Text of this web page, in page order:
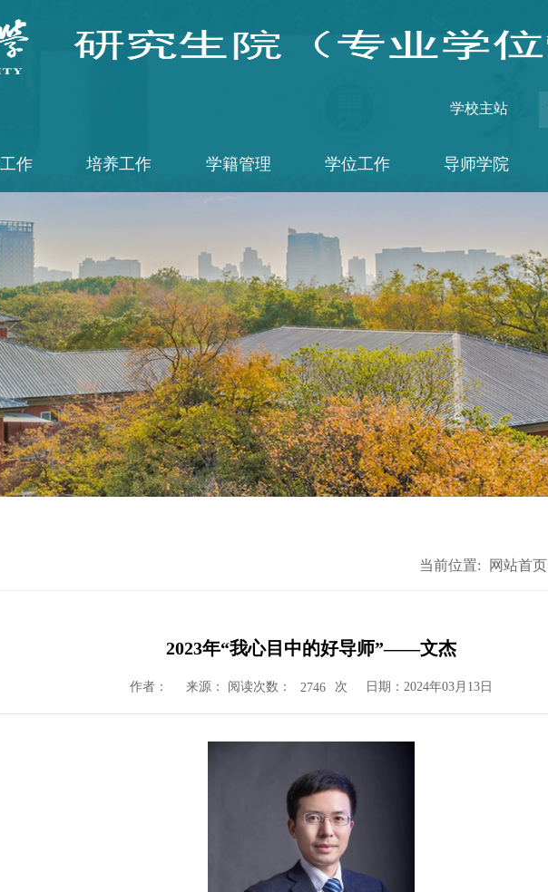
学校主站
作 培养工作 学籍管理 学位工作 导师学院
当前位置: 网站首页
2023年“我心目中的好导师”——文杰
作者： 来源： 阅读次数： 2746 次 日期：2024年03月13日